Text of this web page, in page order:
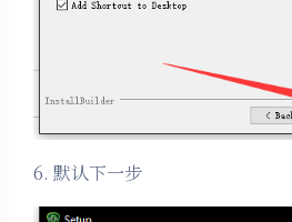
6. 默认下一步